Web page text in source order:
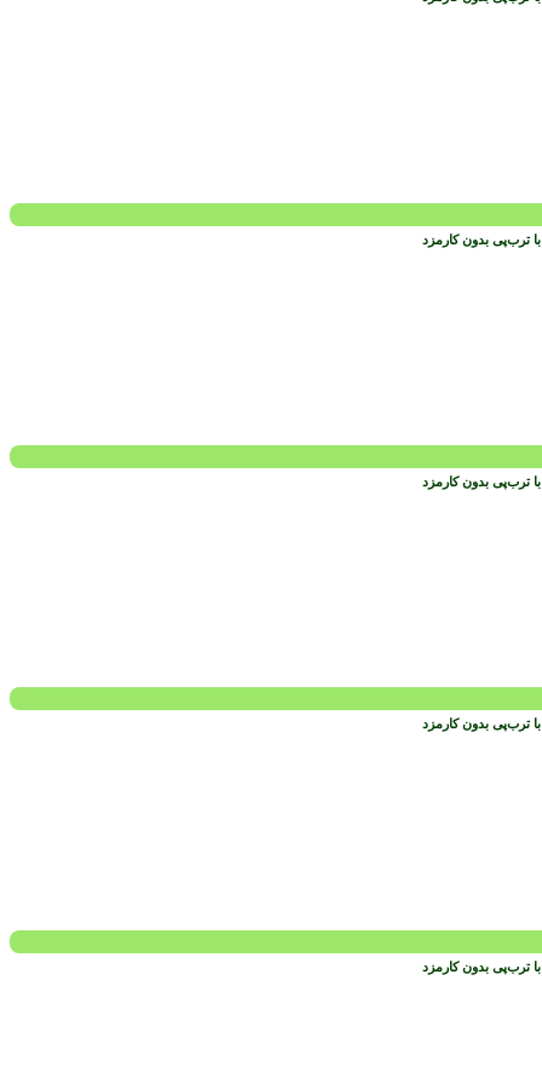
ترب‌پی بدون کارمزد
ترب‌پی بدون کارمزد
ترب‌پی بدون کارمزد
ترب‌پی بدون کارمزد